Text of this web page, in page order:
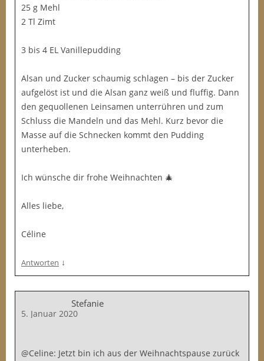
25 g Mehl
2 Tl Zimt
3 bis 4 EL Vanillepudding
Alsan und Zucker schaumig schlagen – bis der Zucker
aufgelöst ist und die Alsan ganz weiß und fluffig. Dann
den gequollenen Leinsamen unterrühren und zum
Schluss die Mandeln und das Mehl. Kurz bevor die
Masse auf die Schnecken kommt den Pudding
unterheben.
Ich wünsche dir frohe Weihnachten 🎄
Alles liebe,
Céline
Antworten ↓
Stefanie
5. Januar 2020
@Celine: Jetzt bin ich aus der Weihnachtspause zurück